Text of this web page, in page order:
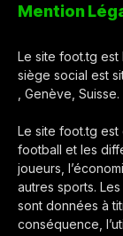
Mention
Le site foot.tg
siège social est
, Genève, Suisse.
Le site foot.tg est
football et les
joueurs,
autres sports.
sont données à
conséquence,